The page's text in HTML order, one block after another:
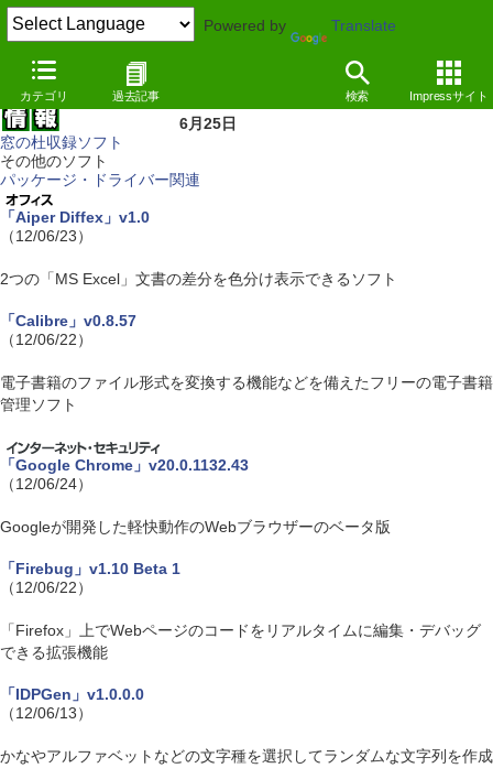
Powered by Translate
カテゴリ 過去記事 検索 Impressサイト
6月25日
窓の杜収録ソフト
その他のソフト
パッケージ・ドライバー関連
「Aiper Diffex」v1.0
（12/06/23）
2つの「MS Excel」文書の差分を色分け表示できるソフト
「Calibre」v0.8.57
（12/06/22）
電子書籍のファイル形式を変換する機能などを備えたフリーの電子書籍
管理ソフト
「Google Chrome」v20.0.1132.43
（12/06/24）
Googleが開発した軽快動作のWebブラウザーのベータ版
「Firebug」v1.10 Beta 1
（12/06/22）
「Firefox」上でWebページのコードをリアルタイムに編集・デバッグ
できる拡張機能
「IDPGen」v1.0.0.0
（12/06/13）
かなやアルファベットなどの文字種を選択してランダムな文字列を作成